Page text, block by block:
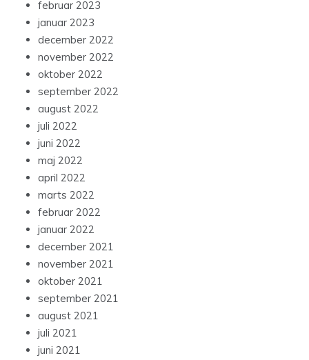
februar 2023
januar 2023
december 2022
november 2022
oktober 2022
september 2022
august 2022
juli 2022
juni 2022
maj 2022
april 2022
marts 2022
februar 2022
januar 2022
december 2021
november 2021
oktober 2021
september 2021
august 2021
juli 2021
juni 2021